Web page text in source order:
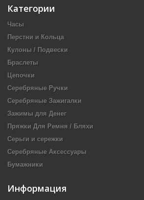
Категории
Часы
Перстни и Кольца
Кулоны / Подвески
Браслеты
Цепочки
Серебряные Ручки
Серебряные Зажигалки
Зажимы для Денег
Пряжки Для Ремня / Бляхи
Серьги и сережки
Серебряные Аксессуары
Бумажники
Информация